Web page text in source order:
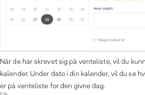
Når de har skrevet sig på venteliste, vil du
kalender. Under dato i din kalender, vil du se
er på venteliste for den givne dag.